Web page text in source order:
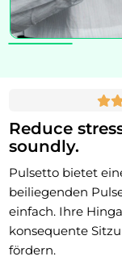
Reduce
soundly.
Pulsetto bietet
beiliegenden
einfach. Ihre
konsequente
fördern.